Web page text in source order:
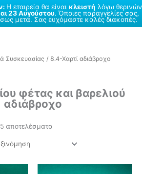
Η εταιρεία θα είναι κλειστή λόγω θερινών
23 Αυγούστου. Όποιες παραγγελίες σας,
μετά. Σας ευχόμαστε καλές διακοπές.
Συσκευασίας / 8.4-Χαρτί αδιάβροχο
φέτας και βαρελιού
αδιάβροχο
αποτελέσματα